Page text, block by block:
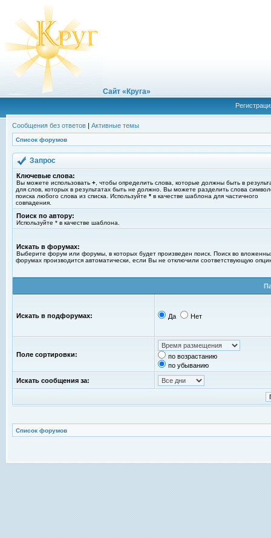
Сайт «Круга»
Сообщения без ответов | Активные темы
Список форумов
Запрос
Ключевые слова:
Вы можете использовать + , чтобы определить слова, которые должны быть в
для слов, которых в результатах быть не должно. Вы можете разделить слова
поиска любого слова из списка. Используйте * в качестве шаблона для частичного
совпадения.
Поиск по автору:
Используйте * в качестве шаблона.
Искать в форумах:
Выберите форум или форумы, в которых будет произведен поиск. Поиск во
форумах производится автоматически, если Вы не отключили соответствующую
Искать в подфорумах: Да Нет
Поле сортировки:
по возрастанию
по убыванию
Искать сообщения за:
Список форумов